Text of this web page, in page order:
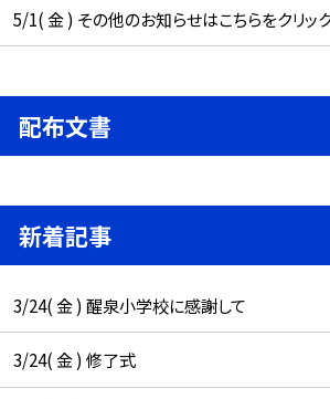
5/1( 金 ) その他のお知らせはこちらをクリッ
配布文書
新着記事
3/24( 金 ) 醒泉小学校に感謝して
3/24( 金 ) 修了式